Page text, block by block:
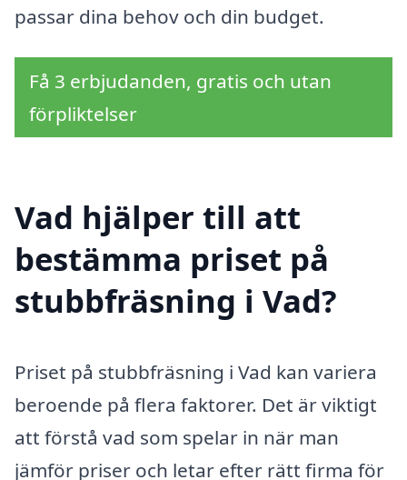
passar dina behov och din budget.
Få 3 erbjudanden, gratis och utan
förpliktelser
Vad hjälper till att
bestämma priset på
stubbfräsning i Vad?
Priset på stubbfräsning i Vad kan variera
beroende på flera faktorer. Det är viktigt
att förstå vad som spelar in när man
jämför priser och letar efter rätt firma för